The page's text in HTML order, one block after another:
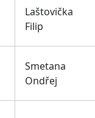
Laštovička
Filip
Smetana
Ondřej